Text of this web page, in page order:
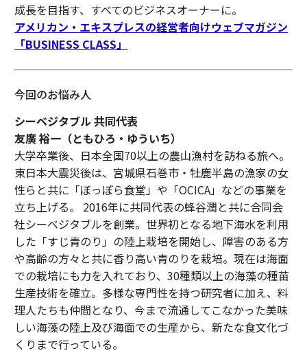
成長を目指す、すべてのビジネスオーナーに。
アメリカン・エキスプレスの経営者向けウェブマガジン
「BUSINESS CLASS」
今回のお悩み人
シーベジタブル 共同代表
友廣裕一（ともひろ・ゆういち）
大学卒業後、日本全国70以上の農山漁村を訪ねる旅へ。
東日本大震災後は、宮城県石巻市・牡鹿半島の漁家の女
性らと共に「ぼっぽら食堂」や「OCICA」などの事業を
立ち上げる。 2016年に共同代表の蜂谷潤と共に合同会
社シーベジタブルを創業。世界初となる地下海水を利用
した「すじ青のり」の陸上栽培を開始し、障害のある方
や高齢の方々と共に香り高い青のりを栽培。現在は海面
での栽培にも力を入れており、30種類以上の海藻の種苗
生産技術を確立。多様な専門性を持つ研究者に加え、料
理人たちも仲間となり、今まで流通してこなかった美味
しい海藻の陸上及び海面での生産から、新たな食文化づ
くりまで行っている。